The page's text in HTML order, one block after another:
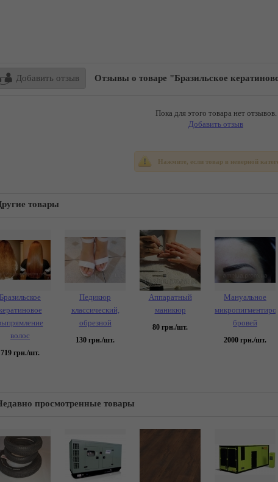
Добавить отзыв Отзывы о товаре "Бразильское
Пока для этого товара нет отзывов.
Добавить отзыв
Нажмите, если товар в неверной
товары
Бразильское
волос
719 грн./шт.
Педикюр
классический,
обрезной
130 грн./шт.
Аппаратный
маникюр
80 грн./шт.
Мануальное
бровей
2000 грн./шт.
просмотренные товары